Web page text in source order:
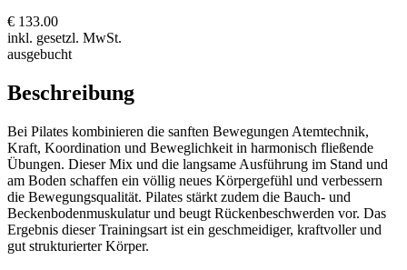
€ 133.00
inkl. gesetzl. MwSt.
ausgebucht
Beschreibung
Bei Pilates kombinieren die sanften Bewegungen Atemtechnik,
Kraft, Koordination und Beweglichkeit in harmonisch fließende
Übungen. Dieser Mix und die langsame Ausführung im Stand und
am Boden schaffen ein völlig neues Körpergefühl und verbessern
die Bewegungsqualität. Pilates stärkt zudem die Bauch- und
Beckenbodenmuskulatur und beugt Rückenbeschwerden vor. Das
Ergebnis dieser Trainingsart ist ein geschmeidiger, kraftvoller und
gut strukturierter Körper.